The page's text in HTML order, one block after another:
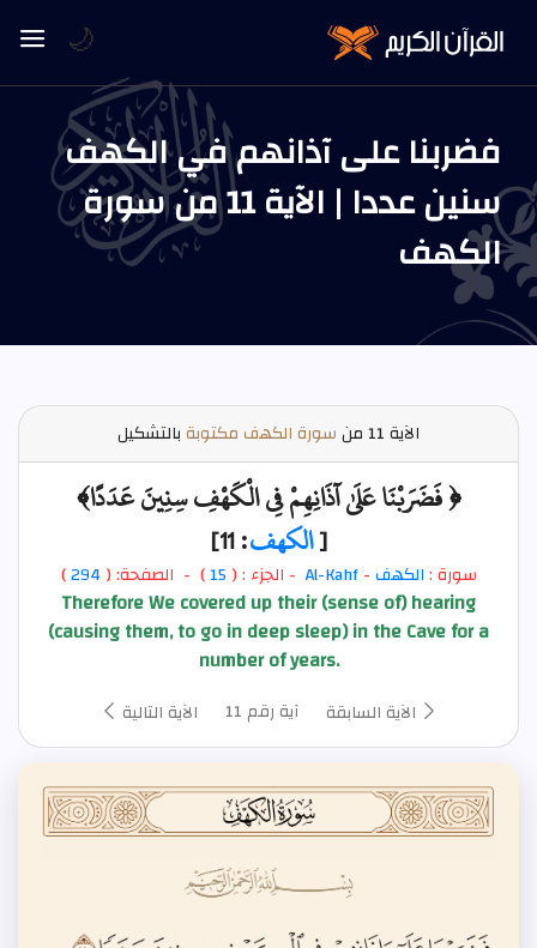
فضربنا على آذانهم في الكهف
سنين عددا | الآية 11 من سورة
الكهف
الآية سورة الكهف مكتوبةبالتشكيل
﴿ فَضَرَبْنَا عَلَىٰ آذَانِهِمْ فِي الْكَهْفِ سِنِينَ عَدَدًا﴾
[الكهف: 11]
سورة :الكهف-
Al-Kahf - الجزء : ( 15) - الصفحة: ( 294
)
Therefore We covered up their (sense of) hearing
(causing them, to go in deep sleep) in the Cave for a
number of years.
الآية السابقة آية رقم 11 الآية التالية
🌙